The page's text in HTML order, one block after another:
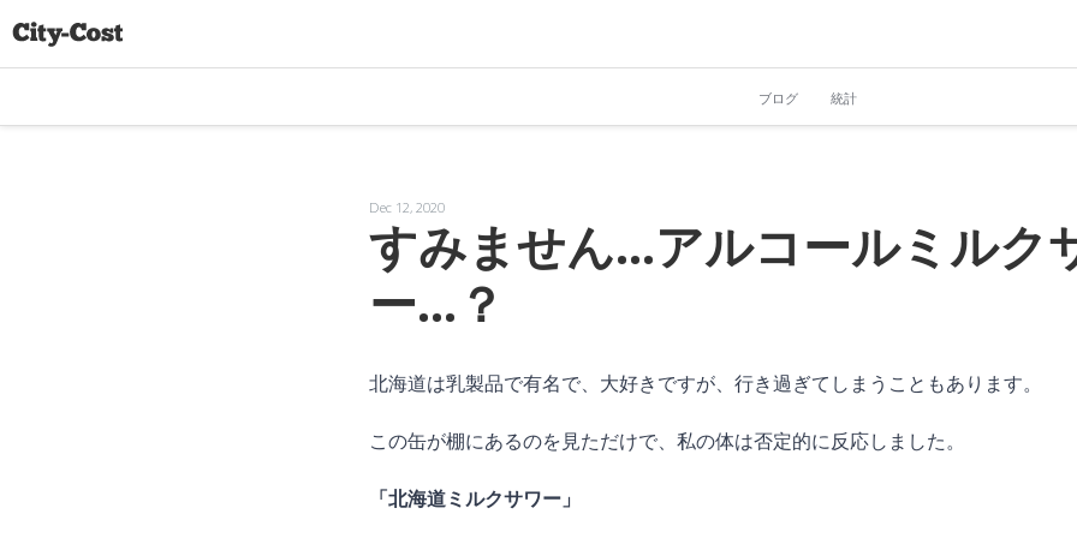
ブログ 統計
Dec 12, 2020
すみません...アルコールミルク
ー...？
北海道は乳製品で有名で、大好きですが、行き過ぎてしまうこともあります。
この缶が棚にあるのを見ただけで、私の体は否定的に反応しました。
「北海道ミルクサワー」